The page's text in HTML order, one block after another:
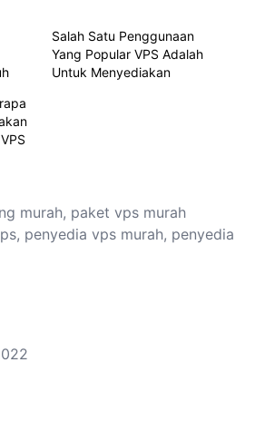
Salah Satu Penggunaan
Yang Popular VPS Adalah
Untuk Menyediakan
murah, paket vps murah
, penyedia vps murah, penyedia